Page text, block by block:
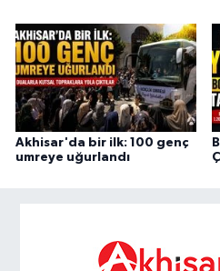
Akhisar'da bir ilk: 100 genç
umreye uğurlandı